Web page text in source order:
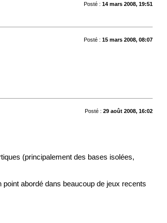
Posté : 14 mars 2008, 19:51
Posté : 15 mars 2008, 08:07
Posté : 29 août 2008, 16:02
(principalement des bases isolées,
abordé dans beaucoup de jeux recents